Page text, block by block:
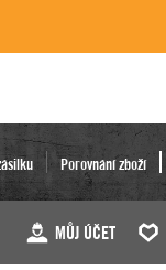
Porovnání zboží
MŮJ ÚČET